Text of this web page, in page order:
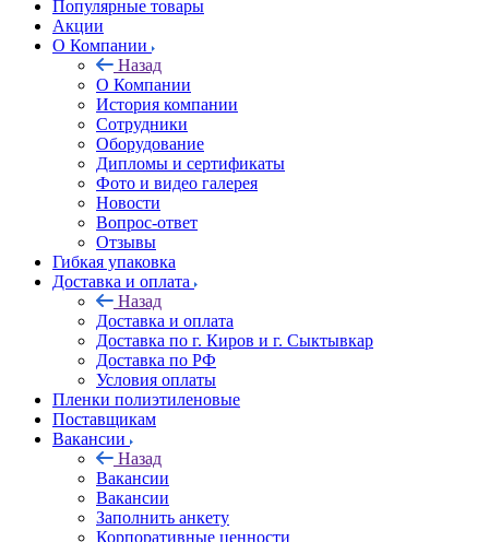
Популярные товары
Акции
О Компании
Назад
О Компании
История компании
Сотрудники
Оборудование
Дипломы и сертификаты
Фото и видео галерея
Новости
Вопрос-ответ
Отзывы
Гибкая упаковка
Доставка и оплата
Назад
Доставка и оплата
Доставка по г. Киров и г. Сыктывкар
Доставка по РФ
Условия оплаты
Пленки полиэтиленовые
Поставщикам
Вакансии
Назад
Вакансии
Вакансии
Заполнить анкету
Корпоративные ценности